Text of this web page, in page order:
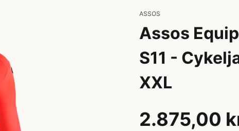
ASSOS
Assos
S11 -
XXL
2.875,00